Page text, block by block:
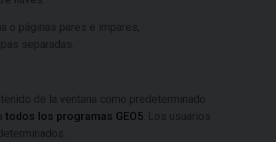
o páginas pares e impares,
separadas.
de la ventana como predeterminado
todos los programas GEO5 . Los usuarios